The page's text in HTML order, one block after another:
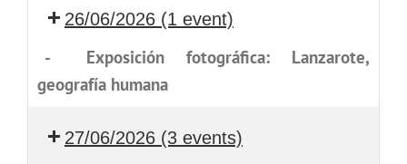
26/06/2026 (1 event)
-
Exposición fotográfica: Lanzarote,
geografía humana
27/06/2026 (3 events)